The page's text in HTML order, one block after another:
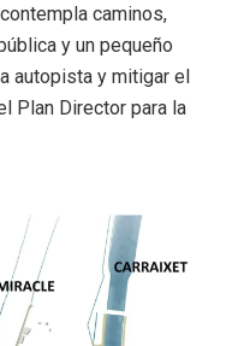
caminos,
y un pequeño
autopista y mitigar el
Plan Director para la